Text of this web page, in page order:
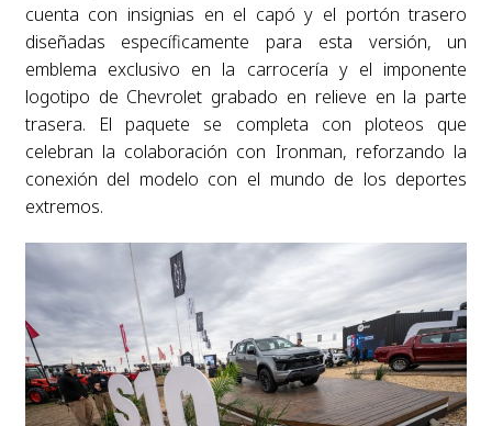
cuenta con insignias en el capó y el portón trasero
diseñadas específicamente para esta versión, un
emblema exclusivo en la carrocería y el imponente
logotipo de Chevrolet grabado en relieve en la parte
trasera. El paquete se completa con ploteos que
celebran la colaboración con Ironman, reforzando la
conexión del modelo con el mundo de los deportes
extremos.